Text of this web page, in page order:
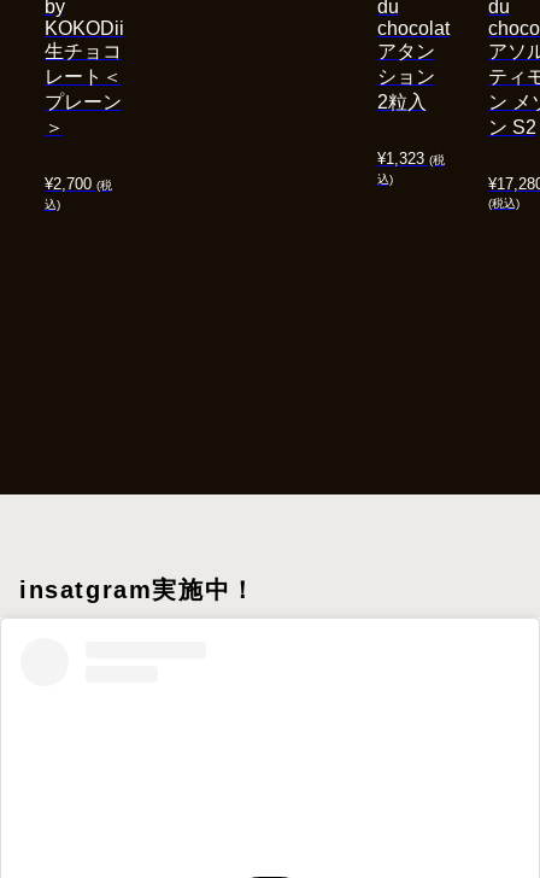
¥2,700 (税
込)
by
KOKODii
生チョコ
レート＜
プレーン
＞
¥1,323 (税
込)
du
chocolat
アタン
ション
2粒入
¥
(税込)
du
アソ
ティ
ン メ
ン S2
insatgram実施中！